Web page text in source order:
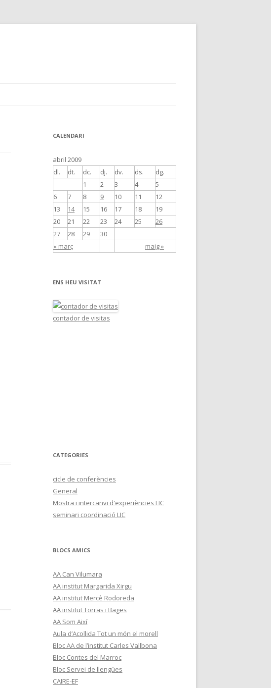
CALENDARI
abril 2009
dl.
dt. dc. dj. dv. ds. dg.
« març maig »
1 2 3 4
5
6
7 8 9 10 11
12
13
14 15 16 17 18
19
20
21 22 23 24 25
26
27
28 29 30
ENS HEU VISITAT
contador de visitas
CATEGORIES
cicle de conferències
General
Mostra i intercanvi d'experiències LIC
seminari coordinació LIC
BLOCS AMICS
AA Can Vilumara
AA institut Margarida Xirgu
AA institut Mercè Rodoreda
AA institut Torras i Bages
AA Som Així
Aula d’Acollida Tot un món el morell
Bloc AA de l’institut Carles Vallbona
Bloc Contes del Marroc
Bloc Servei de llengües
CAIRE-EF